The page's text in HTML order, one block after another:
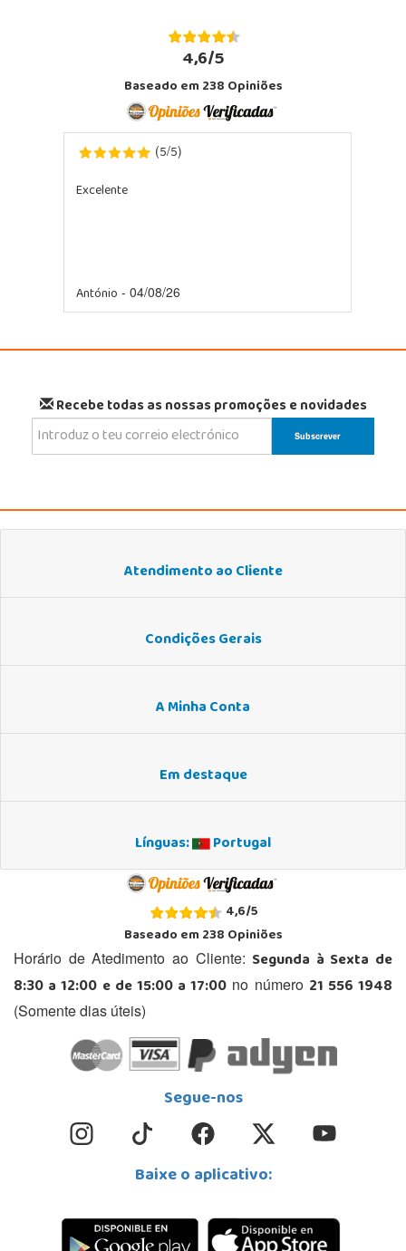
4,6/5
Baseado em238Opiniões
(5/5)
Excelente
António - 04/08/26
Recebe todas as nossas promoções e novidades
Atendimento ao Cliente
Condições Gerais
A Minha Conta
Em destaque
Línguas: Portugal
4,6/5
Baseado em238Opiniões
Horário de Atedimento ao Cliente: Segunda à Sexta de
8:30 a 12:00 e de 15:00 a 17:00 no número 21 556 1948
(Somente dias úteis)
Segue-nos
Baixe o aplicativo: